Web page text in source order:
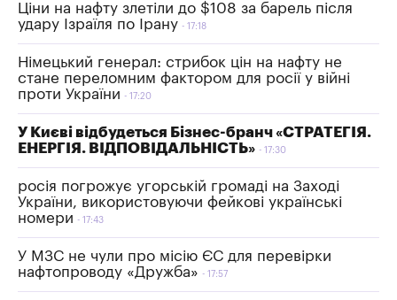
Ціни на нафту злетіли до $108 за барель після
удару Ізраїля по Ірану
17:18
Німецький генерал: стрибок цін на нафту не
стане переломним фактором для росії у війні
проти України
17:20
У Києві відбудеться Бізнес-бранч «СТРАТЕГІЯ.
ЕНЕРГІЯ. ВІДПОВІДАЛЬНІСТЬ»
17:30
росія погрожує угорській громаді на Заході
України, використовуючи фейкові українські
номери
17:43
У МЗС не чули про місію ЄС для перевірки
нафтопроводу «Дружба»
17:57